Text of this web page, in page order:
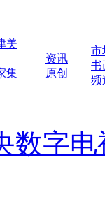
美
集
资讯
原创
市
书
频
数字